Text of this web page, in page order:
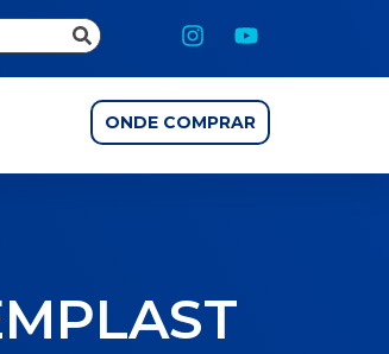
ONDE COMPRAR